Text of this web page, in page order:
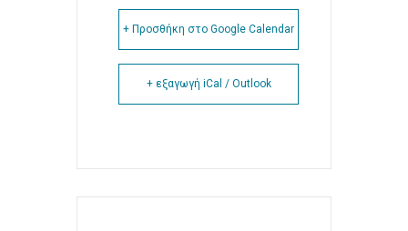
+ Προσθήκη στο Google Calendar
+ εξαγωγή iCal / Outlook